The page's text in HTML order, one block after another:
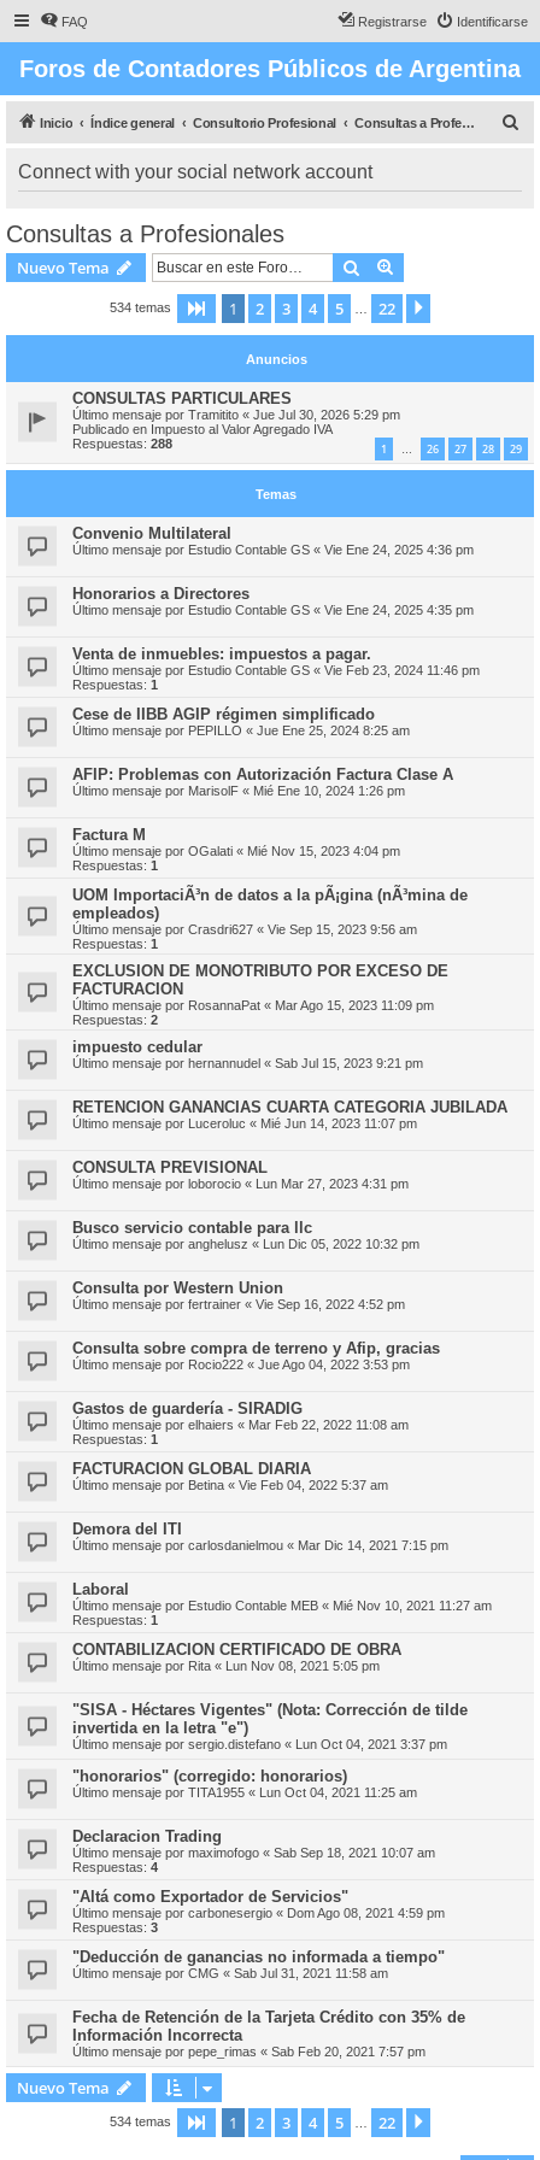
FAQ Identificarse
Registrarse
Foros de Contadores Públicos de Argentina
Inicio Índice general Consultorio Profesional Consultas a Profesionales
Connect with your social network account
Consultas a Profesionales
Nuevo Tema Buscar
534 temas Página de 22
1 2 3 4 5 22
Anuncios
CONSULTAS PARTICULARES
Último mensaje por Tramitito « Jue Jul 30, 2026 5:29 pm
Publicado en Impuesto al Valor Agregado IVA
Respuestas: 288 1 … 26 27 28 29
Temas
Convenio Multilateral
Último mensaje por Estudio Contable GS « Vie Ene 24, 2025 4:36 pm
Honorarios a Directores
Último mensaje por Estudio Contable GS « Vie Ene 24, 2025 4:35 pm
Venta de inmuebles: impuestos a pagar.
Último mensaje por Estudio Contable GS « Vie Feb 23, 2024 11:46 pm
Respuestas: 1
Cese de IIBB AGIP régimen simplificado
Último mensaje por PEPILLO « Jue Ene 25, 2024 8:25 am
AFIP: Problemas con Autorización Factura Clase A
Último mensaje por MarisolF « Mié Ene 10, 2024 1:26 pm
Factura M
Último mensaje por OGalati « Mié Nov 15, 2023 4:04 pm
Respuestas: 1
UOM ImportaciÃ³n de datos a la pÃ¡gina (nÃ³mina de
empleados)
Último mensaje por Crasdri627 « Vie Sep 15, 2023 9:56 am
Respuestas: 1
EXCLUSION DE MONOTRIBUTO POR EXCESO DE
FACTURACION
Último mensaje por RosannaPat « Mar Ago 15, 2023 11:09 pm
Respuestas: 2
impuesto cedular
Último mensaje por hernannudel « Sab Jul 15, 2023 9:21 pm
RETENCION GANANCIAS CUARTA CATEGORIA JUBILADA
Último mensaje por Luceroluc « Mié Jun 14, 2023 11:07 pm
CONSULTA PREVISIONAL
Último mensaje por loborocio « Lun Mar 27, 2023 4:31 pm
Busco servicio contable para llc
Último mensaje por anghelusz « Lun Dic 05, 2022 10:32 pm
Consulta por Western Union
Último mensaje por fertrainer « Vie Sep 16, 2022 4:52 pm
Consulta sobre compra de terreno y Afip, gracias
Último mensaje por Rocio222 « Jue Ago 04, 2022 3:53 pm
Gastos de guardería - SIRADIG
Último mensaje por elhaiers « Mar Feb 22, 2022 11:08 am
Respuestas: 1
FACTURACION GLOBAL DIARIA
Último mensaje por Betina « Vie Feb 04, 2022 5:37 am
Demora del ITI
Último mensaje por carlosdanielmou « Mar Dic 14, 2021 7:15 pm
Laboral
Último mensaje por Estudio Contable MEB « Mié Nov 10, 2021 11:27 am
Respuestas: 1
CONTABILIZACION CERTIFICADO DE OBRA
Último mensaje por Rita « Lun Nov 08, 2021 5:05 pm
"SISA - Héctares Vigentes" (Nota: Corrección de tilde
invertida en la letra "e")
Último mensaje por sergio.distefano « Lun Oct 04, 2021 3:37 pm
"honorarios" (corregido: honorarios)
Último mensaje por TITA1955 « Lun Oct 04, 2021 11:25 am
Declaracion Trading
Último mensaje por maximofogo « Sab Sep 18, 2021 10:07 am
Respuestas: 4
"Altá como Exportador de Servicios"
Último mensaje por carbonesergio « Dom Ago 08, 2021 4:59 pm
Respuestas: 3
"Deducción de ganancias no informada a tiempo"
Último mensaje por CMG « Sab Jul 31, 2021 11:58 am
Fecha de Retención de la Tarjeta Crédito con 35% de
Información Incorrecta
Último mensaje por pepe_rimas « Sab Feb 20, 2021 7:57 pm
Nuevo Tema
534 temas Página de 22
1 2 3 4 5 22